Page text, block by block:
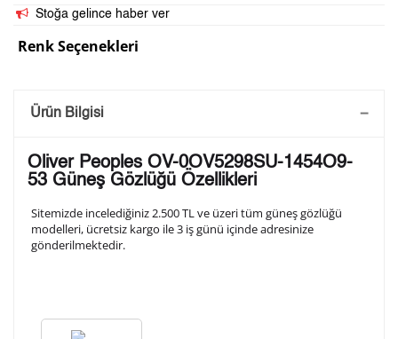
Stoğa gelince haber ver
Renk Seçenekleri
Saatini Kişiselleştir
arka kapağına gravür tekniği ile formda belirtmiş
olduğunuz şekilde işlenecektir.
1. Satır
Ürün Bilgisi
Oliver Peoples OV-0OV5298SU-1454O9-
53 Güneş Gözlüğü Özellikleri
Sitemizde incelediğiniz 2.500 TL ve üzeri tüm güneş gözlüğü
modelleri, ücretsiz kargo ile 3 iş günü içinde adresinize
gönderilmektedir.